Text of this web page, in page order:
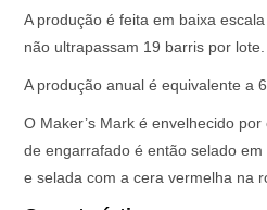
A produção é feita em baixa
não ultrapassam 19 barris por lote.
A produção anual é equivalente a
O Maker’s Mark é envelhecido
de engarrafado é então selado
e selada com a cera vermelha na